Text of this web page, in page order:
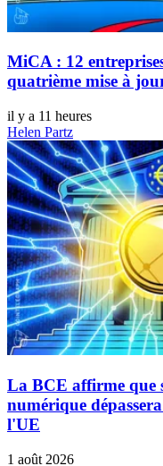
MiCA : 12
quatrième mise à
il y a 11 heures
Helen Partz
La BCE affirme que
numérique
l'UE
1 août 2026